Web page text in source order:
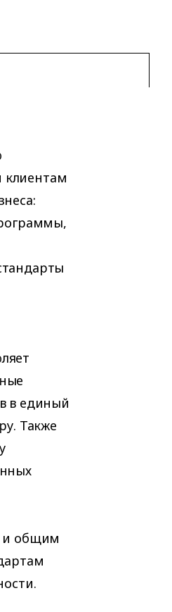
в единый
Также
и общим